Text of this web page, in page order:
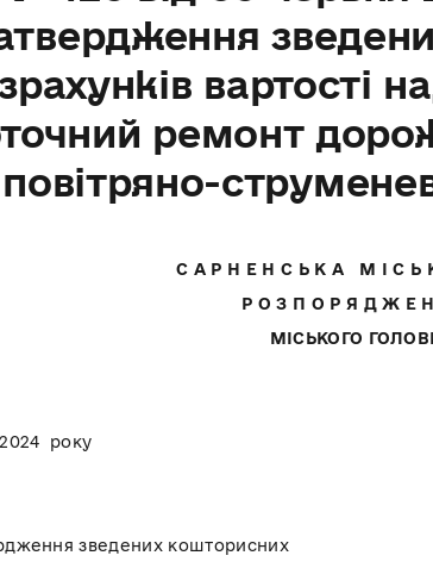
вартості
ремонт
повітряно-
С А Р Н Е Н С Ь К А М І С Ь
Р О З П О Р Я Д Ж Е
МІСЬКОГО
2024
зведених кошторисних